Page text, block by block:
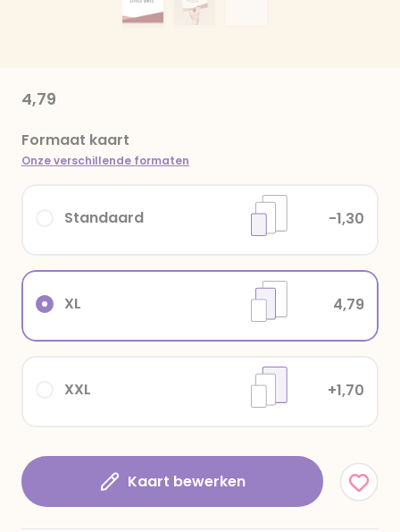
4,79
Formaat kaart
Onze verschillende formaten
XXL +1,70
XL 4,79
Standaard -1,30
Kaart bewerken